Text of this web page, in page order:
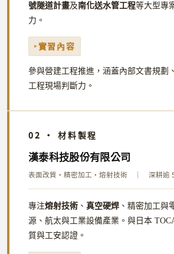
號隧道計畫及南化送水管工程等大型專
力。
實習內容
參與營建工程推進，涵蓋內部文書規劃
工程現場判斷力。
02 · 材料製程
漢泰科技股份有限公司
表面改質・精密加工・熔射技術 ｜ 深耕逾
專注熔射技術 、 真空硬焊 、精密加工與
源、航太與工業設備產業。與日本
質與工安認證。